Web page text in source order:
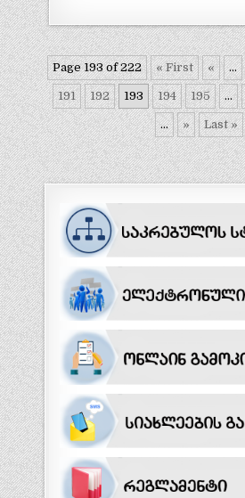
Page 193 of 222 « First « ...
191 192 193 194 195 ...
... » Last »